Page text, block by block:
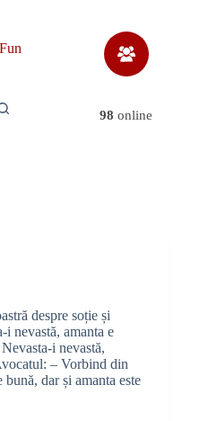
98 online
despre soție și
nevastă, amanta e
i nevastă,
– Vorbind din
dar și amanta este